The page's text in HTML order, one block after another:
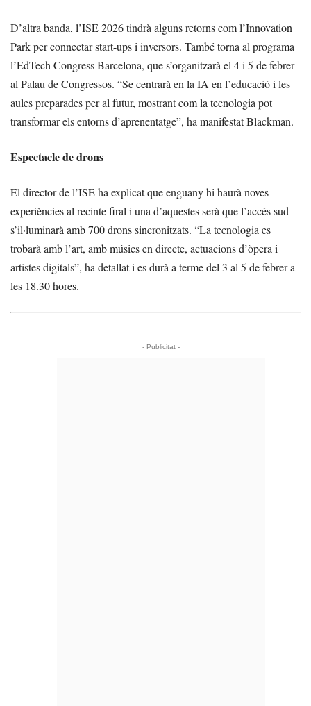
D’altra banda, l’ISE 2026 tindrà alguns retorns com l’Innovation
Park per connectar start-ups i inversors. També torna al programa
l’EdTech Congress Barcelona, que s’organitzarà el 4 i 5 de febrer
al Palau de Congressos. “Se centrarà en la IA en l’educació i les
aules preparades per al futur, mostrant com la tecnologia pot
transformar els entorns d’aprenentatge”, ha manifestat Blackman.
Espectacle de drons
El director de l’ISE ha explicat que enguany hi haurà noves
experiències al recinte firal i una d’aquestes serà que l’accés sud
s’il·luminarà amb 700 drons sincronitzats. “La tecnologia es
trobarà amb l’art, amb músics en directe, actuacions d’òpera i
artistes digitals”, ha detallat i es durà a terme del 3 al 5 de febrer a
les 18.30 hores.
- Publicitat -